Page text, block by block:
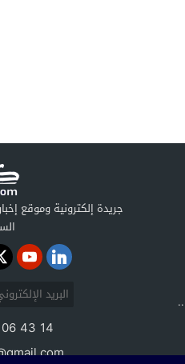
جريدة إلكترونية وموقع
43 14